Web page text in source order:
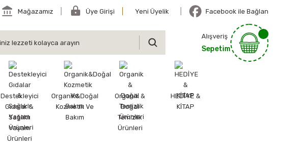
Mağazamız Üye Girişi Yeni Üyelik Facebook ile Bağlan
Alışveriş
Sepetim
Destekleyici
Gıdalar &
Sağlıklı
Yaşam
Ürünleri
Organik&Doğal
Kozmetik Ve
Bakım
Organik &
Doğal
Temizlik
Ürünleri
HEDİYE &
KİTAP